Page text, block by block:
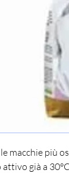
macchie più
attivo già a